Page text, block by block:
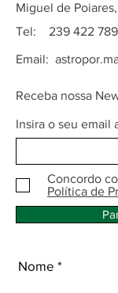
Miguel de
Tel: 239 422 789
Email:
Receba nossa
Insira o seu email
Concordo
Política de
Nome